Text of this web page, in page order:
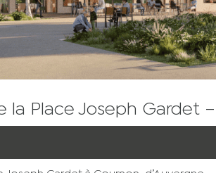
la Place Joseph Gardet –